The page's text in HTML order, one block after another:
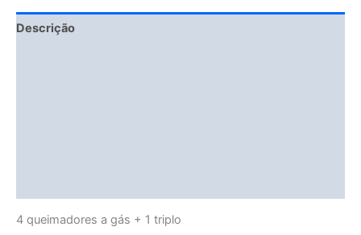
Descrição
4 queimadores a gás + 1 triplo